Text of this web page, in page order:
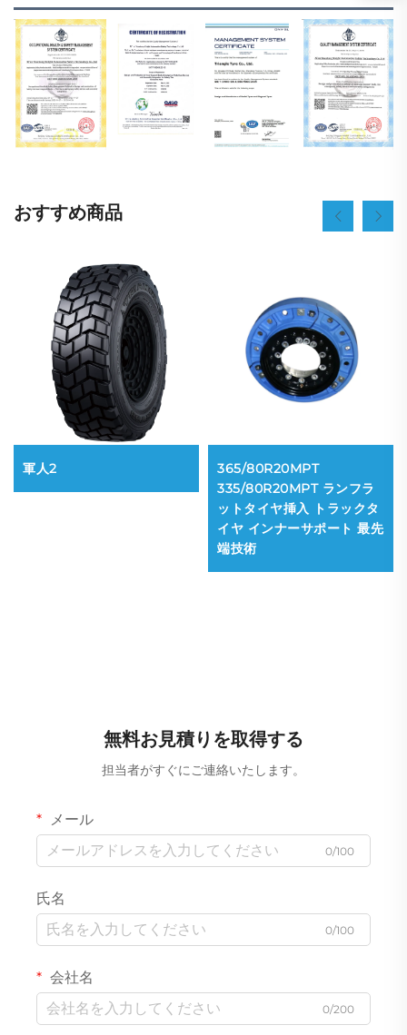
おすすめ商品
軍人2
365/80R20MPT
335/80R20MPT ランフラ
ットタイヤ挿入 トラックタ
イヤ インナーサポート 最先
端技術
無料お見積りを取得する
担当者がすぐにご連絡いたします。
メール
0/100
氏名
0/100
会社名
0/200